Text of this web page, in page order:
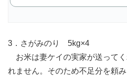
3．さがみのり 5kg×4
お米は妻ケイの実家が送って
れません。そのため不足分を頼